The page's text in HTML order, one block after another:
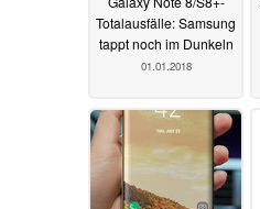
Totalausfälle: Samsung
tappt noch im Dunkeln
01.01.2018